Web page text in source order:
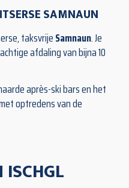
SAMNAUN
taksvrijeSamnaun. Je
afdaling van bijna 10
après-ski bars en het
optredens van de